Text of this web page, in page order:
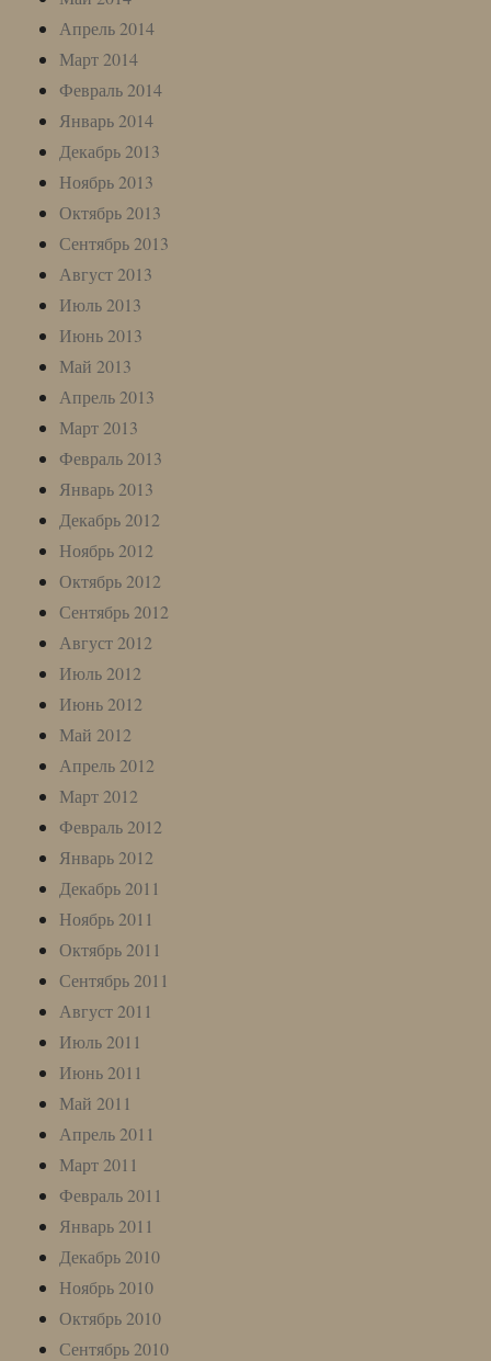
Апрель 2014
Март 2014
Февраль 2014
Январь 2014
Декабрь 2013
Ноябрь 2013
Октябрь 2013
Сентябрь 2013
Август 2013
Июль 2013
Июнь 2013
Май 2013
Апрель 2013
Март 2013
Февраль 2013
Январь 2013
Декабрь 2012
Ноябрь 2012
Октябрь 2012
Сентябрь 2012
Август 2012
Июль 2012
Июнь 2012
Май 2012
Апрель 2012
Март 2012
Февраль 2012
Январь 2012
Декабрь 2011
Ноябрь 2011
Октябрь 2011
Сентябрь 2011
Август 2011
Июль 2011
Июнь 2011
Май 2011
Апрель 2011
Март 2011
Февраль 2011
Январь 2011
Декабрь 2010
Ноябрь 2010
Октябрь 2010
Сентябрь 2010